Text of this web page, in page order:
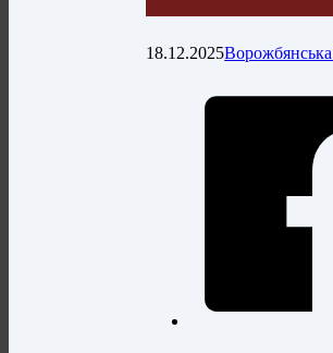
18.12.2025